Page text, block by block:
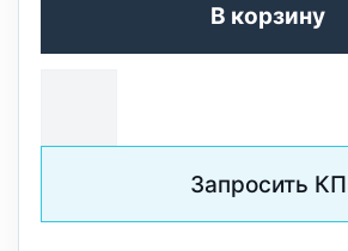
В корзину
Запросить КП